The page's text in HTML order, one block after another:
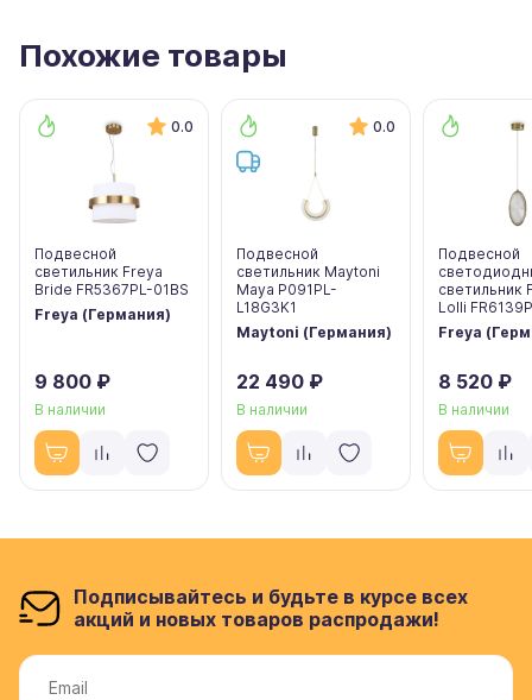
Похожие товары
0.0
Подвесной
светильник Freya
Bride FR5367PL-01BS
Freya (Германия)
9 800 ₽
В наличии
0.0
Подвесной
светильник Maytoni
Maya P091PL-
L18G3K1
Maytoni (Германия)
22 490 ₽
В наличии
Подвесной
светильник
Lolli
Freya
8 520 ₽
В наличии
Подписывайтесь и будьте в курсе всех
акций и новых товаров распродажи!